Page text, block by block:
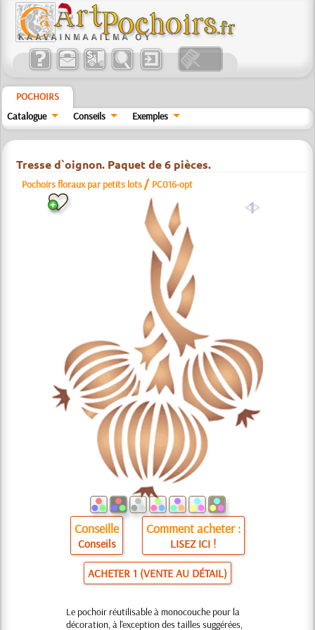
POCHOIRS
Catalogue
Conseils Exemples
Tresse d`oignon. Paquet de 6 pièces.
Pochoirs floraux par petits lots / РС016-opt
a
Conseille
Conseils
Comment acheter :
LISEZ ICI !
ACHETER 1 (VENTE AU DÉTAIL)
Le pochoir réutilisable à monocouche pour la
décoration, à l'exception des tailles suggérées,